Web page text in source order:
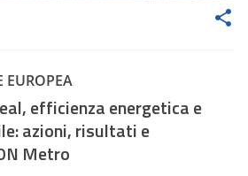
EUROPEA
efficienza energetica e
azioni, risultati e
Metro